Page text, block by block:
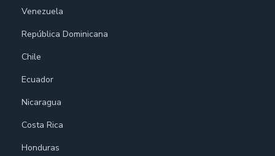
Venezuela
República Dominicana
Chile
Ecuador
Nicaragua
Costa Rica
Honduras